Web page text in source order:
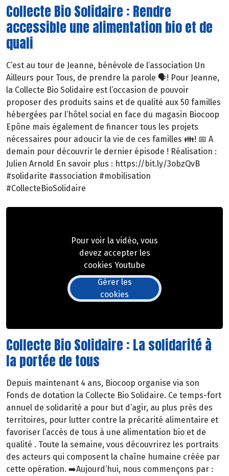
Collecte Bio Solidaire : Rendre
accessible une alimentation bio et de
quali
C’est au tour de Jeanne, bénévole de l’association Un
Ailleurs pour Tous, de prendre la parole 🗣️! Pour Jeanne,
la Collecte Bio Solidaire est l’occasion de pouvoir
proposer des produits sains et de qualité aux 50 familles
hébergées par l’hôtel social en face du magasin Biocoop
Epône mais également de financer tous les projets
nécessaires pour adoucir la vie de ces familles 👪! 📅 A
demain pour découvrir le dernier épisode ! Réalisation :
Julien Arnold En savoir plus : https://bit.ly/3obzQvB
#solidarite #association #mobilisation
#CollecteBioSolidaire
Pour voir la vidéo, vous
devez accepter les
cookies Youtube
Gérer les
cookies
Collecte Bio Solidaire : La solidarité à
la portée de tous
Depuis maintenant 4 ans, Biocoop organise via son
Fonds de dotation la Collecte Bio Solidaire. Ce temps-fort
annuel de solidarité a pour but d’agir, au plus près des
territoires, pour lutter contre la précarité alimentaire et
favoriser l’accès de tous à une alimentation bio et de
qualité . Toute la semaine, vous découvrirez les portraits
des acteurs qui composent la chaîne humaine créée par
cette opération. ➡️Aujourd’hui, nous commençons par :